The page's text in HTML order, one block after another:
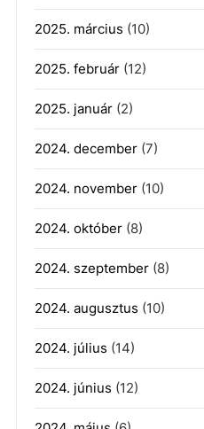
2025. március (10)
2025. február(12)
2025. január(2)
2024. december(7)
2024. november(10)
2024. október(8)
2024. szeptember(8)
2024. augusztus (10)
2024. július (14)
2024. június (12)